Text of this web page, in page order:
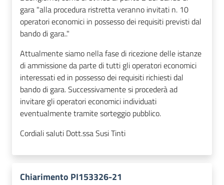
gara "alla procedura ristretta veranno invitati n. 10
operatori economici in possesso dei requisiti previsti dal
bando di gara.."
Attualmente siamo nella fase di ricezione delle istanze
di ammissione da parte di tutti gli operatori economici
interessati ed in possesso dei requisiti richiesti dal
bando di gara. Successivamente si procederà ad
invitare gli operatori economici individuati
eventualmente tramite sorteggio pubblico.
Cordiali saluti Dott.ssa Susi Tinti
Chiarimento PI153326-21